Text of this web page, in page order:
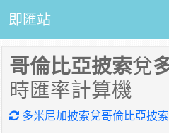
即匯站
哥倫比亞披索兌
時匯率計算機
多米尼加披索兌哥倫比亞披索